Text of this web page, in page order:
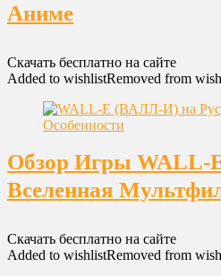
Аниме
Скачать бесплатно на сайте
Added to wishlistRemoved from
Обзор Игры WALL-
Вселенная
Скачать бесплатно на сайте
Added to wishlistRemoved from